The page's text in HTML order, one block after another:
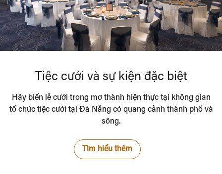
Tiệc cưới và sự kiện đặc biệt
Hãy biến lễ cưới trong mơ thành hiện thực tại không gian
tổ chức tiệc cưới tại Đà Nẵng có quang cảnh thành phố và
sông.
Tìm hiểu thêm